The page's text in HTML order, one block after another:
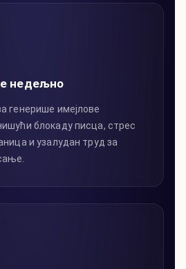
недељно
генерише имејлове
блокаду писца, стрес
и узалудан труд за